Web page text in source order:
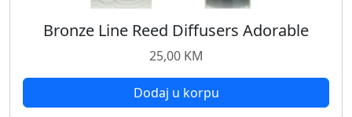
Bronze Line Reed Diffusers Adorable
25,00 KM
Dodaj u korpu